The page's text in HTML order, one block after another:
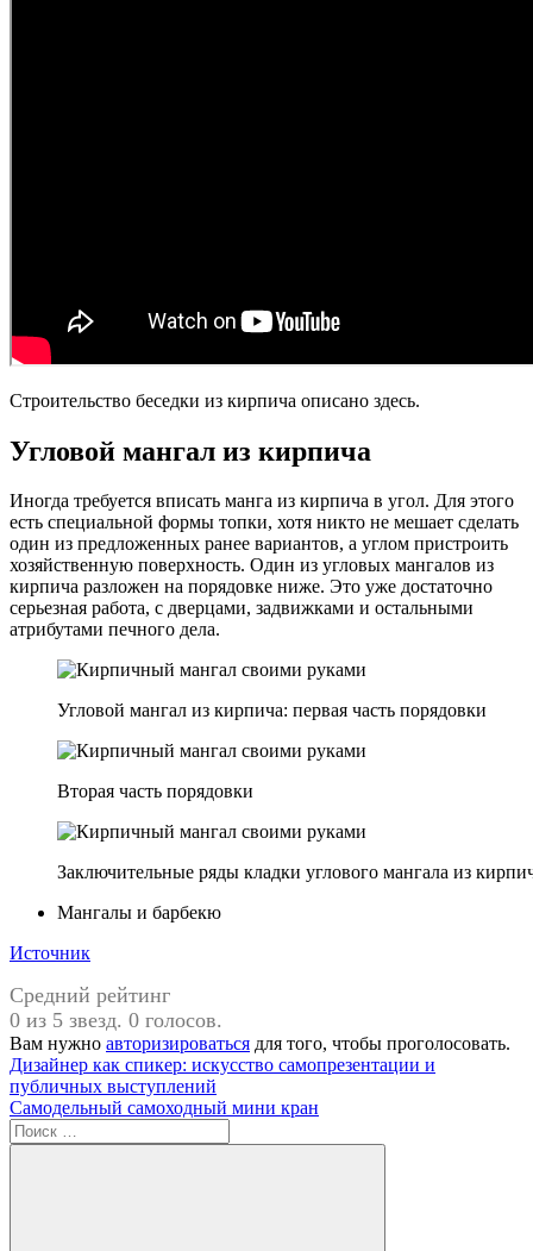
Строительство беседки из кирпича описано здесь.
Угловой мангал из кирпича
Иногда требуется вписать манга из кирпича в угол. Для этого
есть специальной формы топки, хотя никто не мешает сделать
один из предложенных ранее вариантов, а углом пристроить
хозяйственную поверхность. Один из угловых мангалов из
кирпича разложен на порядовке ниже. Это уже достаточно
серьезная работа, с дверцами, задвижками и остальными
атрибутами печного дела.
Угловой мангал из кирпича: первая часть порядовки
Вторая часть порядовки
Заключительные ряды кладки углового мангала из
Мангалы и барбекю
Источник
Средний рейтинг
0 из 5 звезд. 0 голосов.
Вам нужно авторизироваться для того, чтобы проголосовать.
Навигация
по
записям
Предыдущая
запись:
Дизайнер как спикер: искусство самопрезентации и
публичных выступлений
Следующая
запись:
Самодельный самоходный мини кран
Поиск
для: